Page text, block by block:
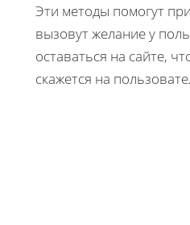
Эти методы помогут
вызовут желание у
оставаться на сайте,
скажется на